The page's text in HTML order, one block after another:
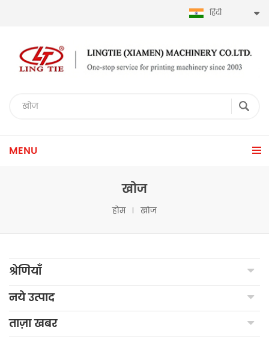
हिंदी
MENU
खोज
होम खोज
श्रेणियाँ
नये उत्पाद
ताज़ा खबर